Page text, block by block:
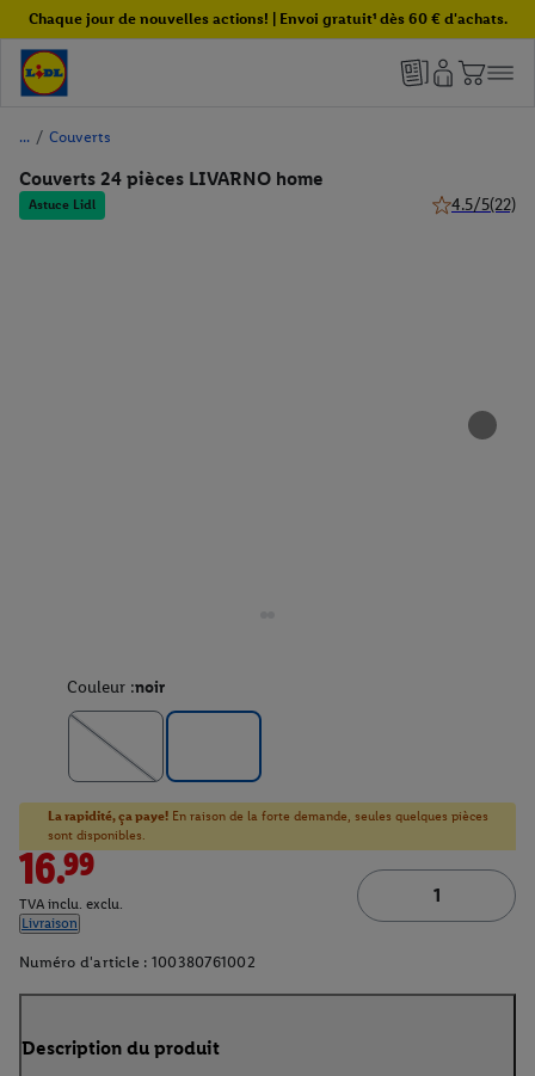
Chaque jour de nouvelles actions! | Envoi gratuit¹ dès 60 € d'achats.
/ Couverts
Couverts 24 pièces LIVARNO home
Astuce Lidl 4.5/5(22)
Couleur :noir
La rapidité, ça paye! En raison de la forte demande, seules quelques pièces
sont disponibles.
16.99
TVA inclu. exclu.
Livraison
Numéro d'article : 100380761002
Description du produit